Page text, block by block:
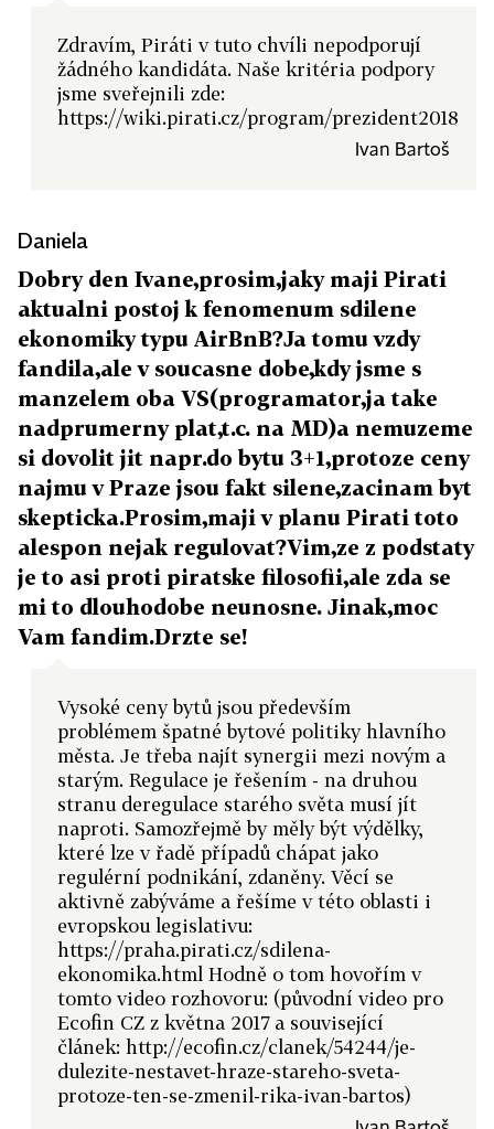
Zdravím, Piráti v tuto chvíli nepodporují
žádného kandidáta. Naše kritéria podpory
jsme sveřejnili zde:
https://wiki.pirati.cz/program/prezident2018
Ivan Bartoš
Daniela
Dobry den Ivane,prosim,jaky maji Pirati
aktualni postoj k fenomenum sdilene
ekonomiky typu AirBnB?Ja tomu vzdy
fandila,ale v soucasne dobe,kdy jsme s
manzelem oba VS(programator,ja take
nadprumerny plat,t.c. na MD)a nemuzeme
si dovolit jit napr.do bytu 3+1,protoze ceny
najmu v Praze jsou fakt silene,zacinam byt
skepticka.Prosim,maji v planu Pirati toto
alespon nejak regulovat?Vim,ze z podstaty
je to asi proti piratske filosofii,ale zda se
mi to dlouhodobe neunosne. Jinak,moc
Vam fandim.Drzte se!
Vysoké ceny bytů jsou především
problémem špatné bytové politiky hlavního
města. Je třeba najít synergii mezi novým a
starým. Regulace je řešením - na druhou
stranu deregulace starého světa musí jít
naproti. Samozřejmě by měly být výdělky,
které lze v řadě případů chápat jako
regulérní podnikání, zdaněny. Věcí se
aktivně zabýváme a řešíme v této oblasti i
evropskou legislativu:
https://praha.pirati.cz/sdilena-
ekonomika.html Hodně o tom hovořím v
tomto video rozhovoru: (původní video pro
Ecofin CZ z května 2017 a související
článek: http://ecofin.cz/clanek/54244/je-
dulezite-nestavet-hraze-stareho-sveta-
protoze-ten-se-zmenil-rika-ivan-bartos)